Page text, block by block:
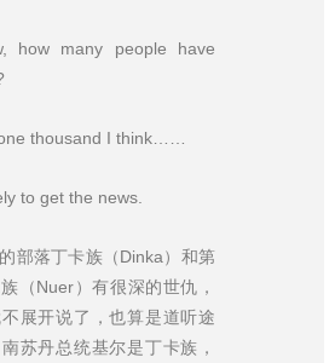
how many people have
thousand I think……
to get the news.
部落丁卡族（Dinka）和第
（Nuer）有很深的世仇，
展开说了，也算是道听途
苏丹总统基尔是丁卡族，